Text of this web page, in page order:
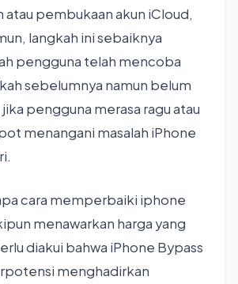
atau pembukaan akun iCloud,
langkah ini sebaiknya
pengguna telah mencoba
sebelumnya namun belum
pengguna merasa ragu atau
menangani masalah iPhone
cara memperbaiki iphone
menawarkan harga yang
diakui bahwa iPhone Bypass
menghadirkan